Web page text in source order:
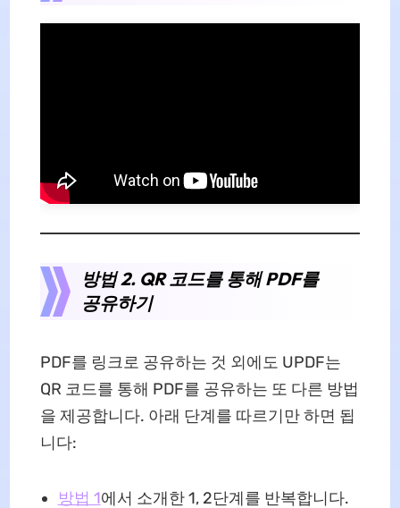
방법 2. QR 코드를 통해 PDF를
공유하기
PDF를 링크로 공유하는 것 외에도 UPDF는
QR 코드를 통해 PDF를 공유하는 또 다른 방법
을 제공합니다. 아래 단계를 따르기만 하면 됩
니다:
방법 1에서 소개한 1, 2단계를 반복합니다.